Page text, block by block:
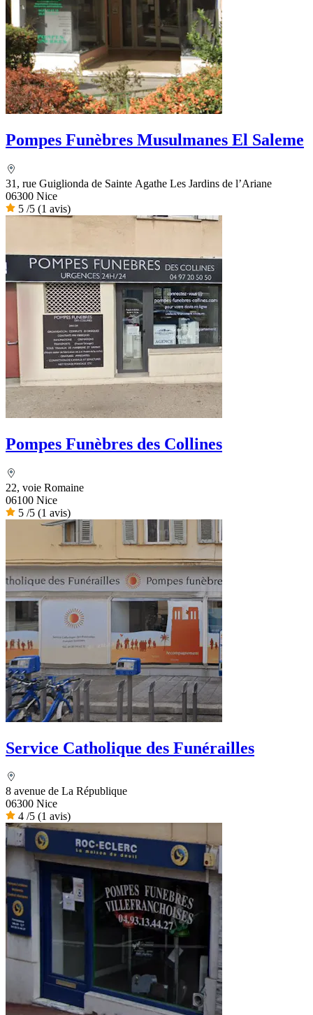
Pompes Funèbres Musulmanes El Saleme
31, rue Guiglionda de Sainte Agathe Les Jardins de l’Ariane
06300 Nice
5 /5 (1 avis)
Pompes Funèbres des Collines
22, voie Romaine
06100 Nice
5 /5 (1 avis)
Service Catholique des Funérailles
8 avenue de La République
06300 Nice
4 /5 (1 avis)